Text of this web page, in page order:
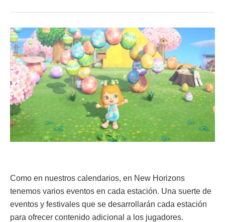
Como en nuestros calendarios, en New Horizons
tenemos varios eventos en cada estación. Una suerte de
eventos y festivales que se desarrollarán cada estación
para ofrecer contenido adicional a los jugadores.